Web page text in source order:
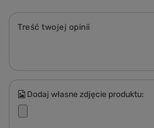
Treść twojej opinii
Dodaj własne zdjęcie produktu: